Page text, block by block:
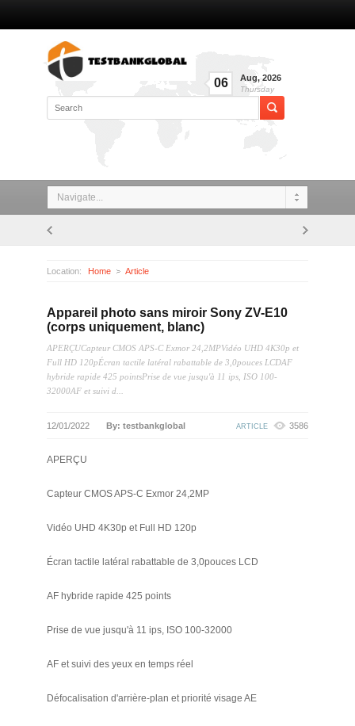
06 Aug, 2026
Thursday
Navigate...
Location: Home Article
Appareil photo sans miroir Sony ZV-E10
(corps uniquement, blanc)
APERÇUCapteur CMOS APS-C Exmor 24,2MPVidéo UHD 4K30p et
Full HD 120pÉcran tactile latéral rabattable de 3,0pouces LCDAF
hybride rapide 425 pointsPrise de vue jusqu'à 11 ips, ISO 100-
32000AF et suivi d...
12/01/2022 By: testbankglobal ARTICLE 3586
APERÇU
Capteur CMOS APS-C Exmor 24,2MP
Vidéo UHD 4K30p et Full HD 120p
Écran tactile latéral rabattable de 3,0pouces LCD
AF hybride rapide 425 points
Prise de vue jusqu'à 11 ips, ISO 100-32000
AF et suivi des yeux en temps réel
Défocalisation d'arrière-plan et priorité visage AE